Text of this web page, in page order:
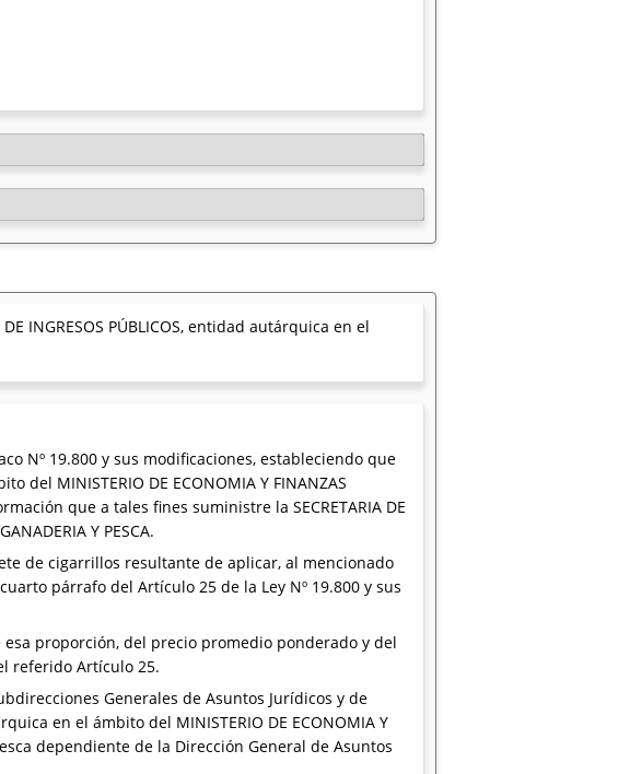
INGRESOS PÚBLICOS, entidad autárquica en el
Nº 19.800 y sus modificaciones, estableciendo que
del MINISTERIO DE ECONOMIA Y FINANZAS
que a tales fines suministre la SECRETARIA DE
Y PESCA.
de cigarrillos resultante de aplicar, al mencionado
párrafo del Artículo 25 de la Ley Nº 19.800 y sus
proporción, del precio promedio ponderado y del
referido Artículo 25.
Generales de Asuntos Jurídicos y de
en el ámbito del MINISTERIO DE ECONOMIA Y
dependiente de la Dirección General de Asuntos